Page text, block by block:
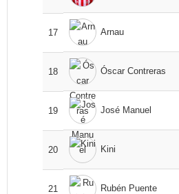
17 Arnau
18 Óscar Contreras
19 José Manuel
20 Kini
21 Rubén Puente